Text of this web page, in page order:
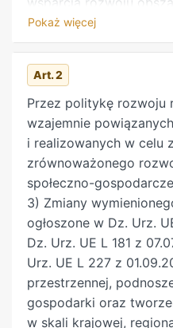
Europejski Fundusz
Obszarów Wiejskich
rozporządzenie Rady
Urz. UE L 347 z
zm.2)), zwanego dalej
obszarów wiejskich”,
wspólnej polityki
rozporządzeniu
(UE) 2021/2115 z dnia 2
ustanawiającego
planów strategicznych
państwa członkowskie
polityki rolnej (planów
finansowanych z
Rolniczego Gwarancji
Funduszu Rolnego na
Pokaż więcej
Art. 2
Przez politykę rozwoju
wzajemnie
i realizowanych w celu
zrównoważonego
społeczno-
3) Zmiany
ogłoszone w Dz. Urz.
Dz. Urz. UE L 181 z
Urz. UE L 227 z
przestrzennej,
gospodarki oraz
w skali krajowej,